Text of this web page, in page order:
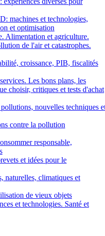
machines et technologies,
et optimisation
Alimentation et agriculture.
de l'air et catastrophes.
croissance, PIB, fiscalités
Les bons plans, les
choisir, critiques et tests d'achat
nouvelles techniques
contre la pollution
responsable,
et idées pour le
naturelles, climatiques et
de vieux objets
et technologies. Santé et